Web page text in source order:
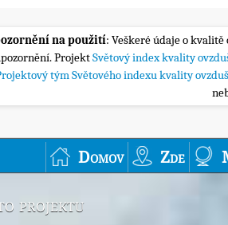
na použití: Veškeré údaje o
ProjektSvětový index kvality
tým Světového indexu kvality
Domov Zde
projektu